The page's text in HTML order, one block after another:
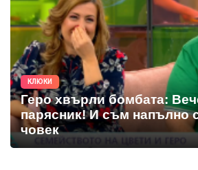
КЛЮКИ
Геро хвърли бомбата:
парясник! И съм напълно
човек